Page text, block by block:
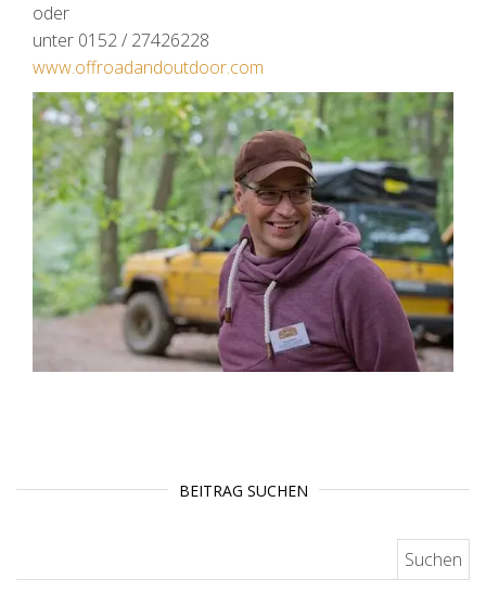
oder
unter 0152 / 27426228
www.offroadandoutdoor.com
BEITRAG SUCHEN